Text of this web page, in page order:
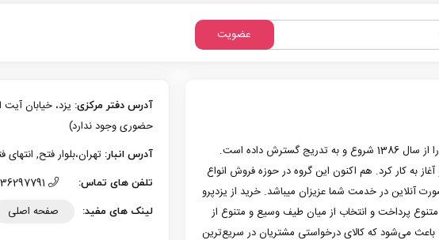
عضویت
گروه موبایل مرکزی یزد فعالیت حرفه‌ای خود در حوزه موبایل را از سال 1386 شروع و به تدریج گسترش داده است.
از طریق وبسایت یزدپرو آغاز به کار کرد. هم اکنون این گروه در حوزه فروش انواع
آنلاین در خدمت شما عزیزان میباشد. خرید از یزدپرو
پرداخت و انتخاب از میان طیف وسیع و متنوع از
باعث می‌شود که کالای درخواستی مشتریان در سریع‌ترین
آدرس دفتر مرکزی:
حضوری وجود ندارد)
آدرس انبار: تهران،بلوار فتح, انتهای فتح 13، پلاک 126 (امکان تحویل حضوری
تلفن های تماس:
لینک های مفید: صفحه اصلی